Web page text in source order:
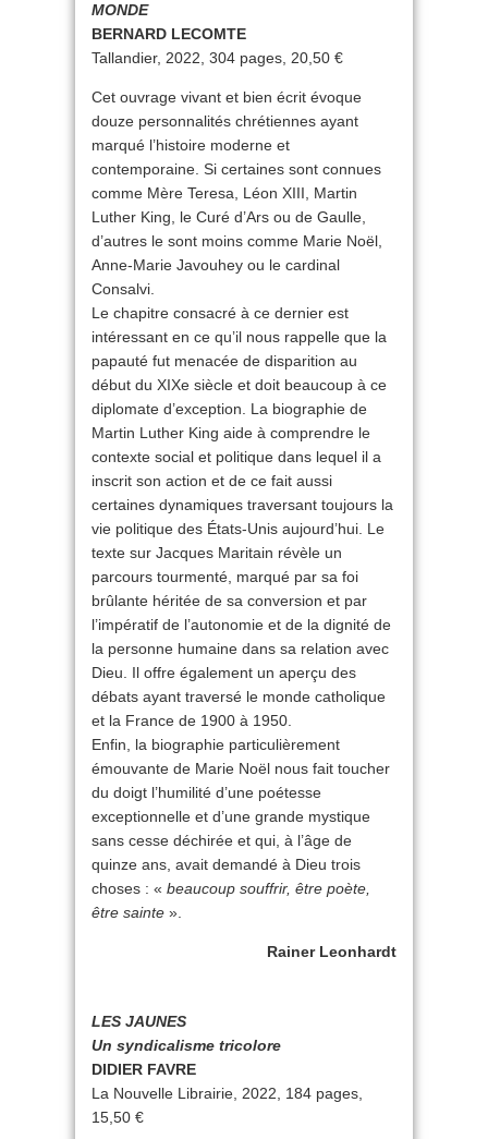
MONDE
BERNARD LECOMTE
Tallandier, 2022, 304 pages, 20,50 €
Cet ouvrage vivant et bien écrit évoque
douze personnalités chrétiennes ayant
marqué l’histoire moderne et
contemporaine. Si certaines sont connues
comme Mère Teresa, Léon XIII, Martin
Luther King, le Curé d’Ars ou de Gaulle,
d’autres le sont moins comme Marie Noël,
Anne-Marie Javouhey ou le cardinal
Consalvi.
Le chapitre consacré à ce dernier est
intéressant en ce qu’il nous rappelle que la
papauté fut menacée de disparition au
début du XIXe siècle et doit beaucoup à ce
diplomate d’exception. La biographie de
Martin Luther King aide à comprendre le
contexte social et politique dans lequel il a
inscrit son action et de ce fait aussi
certaines dynamiques traversant toujours la
vie politique des États-Unis aujourd’hui. Le
texte sur Jacques Maritain révèle un
parcours tourmenté, marqué par sa foi
brûlante héritée de sa conversion et par
l’impératif de l’autonomie et de la dignité de
la personne humaine dans sa relation avec
Dieu. Il offre également un aperçu des
débats ayant traversé le monde catholique
et la France de 1900 à 1950.
Enfin, la biographie particulièrement
émouvante de Marie Noël nous fait toucher
du doigt l’humilité d’une poétesse
exceptionnelle et d’une grande mystique
sans cesse déchirée et qui, à l’âge de
quinze ans, avait demandé à Dieu trois
choses : « beaucoup souffrir, être poète,
être sainte ».
Rainer Leonhardt
LES JAUNES
Un syndicalisme tricolore
DIDIER FAVRE
La Nouvelle Librairie, 2022, 184 pages,
15,50 €